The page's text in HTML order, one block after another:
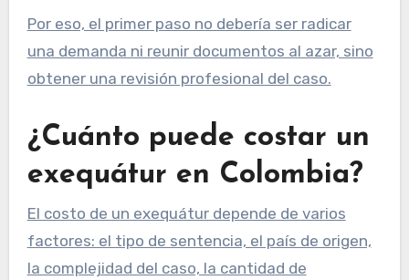
Por eso, el primer paso no debería ser radicar
una demanda ni reunir documentos al azar, sino
obtener una revisión profesional del caso.
¿Cuánto puede costar un
exequátur en Colombia?
El costo de un exequátur depende de varios
factores: el tipo de sentencia, el país de origen,
la complejidad del caso, la cantidad de